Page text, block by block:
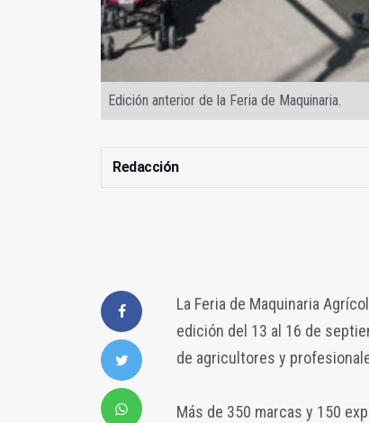
Edición anterior de la Feria de Maquinaria.
Redacción
La Feria de Maquinaria
edición del 13 al 16 de
de agricultores y
Más de 350 marcas y 150